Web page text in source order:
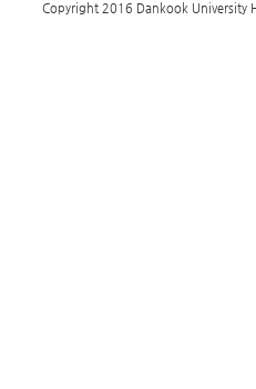
Copyright 2016 Dankook University